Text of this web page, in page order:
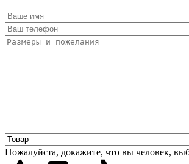
Пожалуйста, докажите, что вы человек,